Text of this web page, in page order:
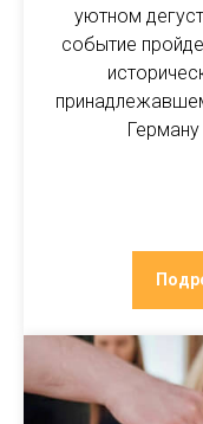
уютном
событие
Герману